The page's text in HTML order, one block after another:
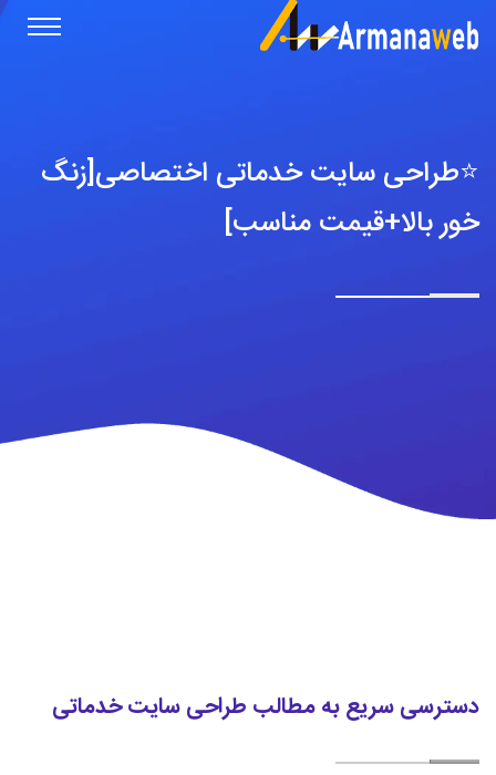
⭐️طراحی سایت خدماتی اختصاصی[زنگ
خور بالا+قیمت مناسب]
دسترسی سریع به مطالب طراحی سایت خدماتی